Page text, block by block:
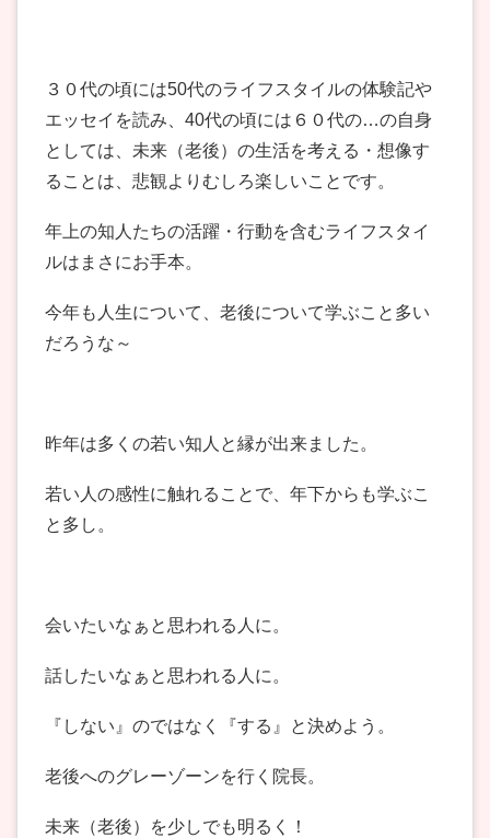
３０代の頃には50代のライフスタイルの体験記や
エッセイを読み、40代の頃には６０代の…の自身
としては、未来（老後）の生活を考える・想像す
ることは、悲観よりむしろ楽しいことです。
年上の知人たちの活躍・行動を含むライフスタイ
ルはまさにお手本。
今年も人生について、老後について学ぶこと多い
だろうな～
昨年は多くの若い知人と縁が出来ました。
若い人の感性に触れることで、年下からも学ぶこ
と多し。
会いたいなぁと思われる人に。
話したいなぁと思われる人に。
『しない』のではなく『する』と決めよう。
老後へのグレーゾーンを行く院長。
未来（老後）を少しでも明るく！